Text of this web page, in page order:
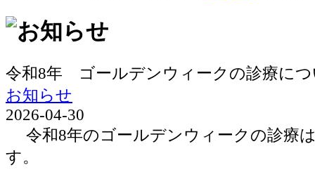
令和8年 ゴールデンウィークの診療に
お知らせ
2026-04-30
令和8年のゴールデンウィークの診療
す。